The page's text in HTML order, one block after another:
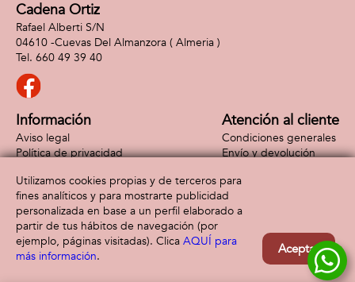
Cadena Ortiz
Rafael Alberti S/N
04610 -Cuevas Del Almanzora ( Almeria )
660 49 39 40
Información
Aviso legal
Política de privacidad
Atención al cliente
Condiciones generales
Envío y devolución
Formas de pago
Utilizamos cookies propias y de terceros para
fines analíticos y para mostrarte publicidad
personalizada en base a un perfil elaborado a
partir de tus hábitos de navegación (por
ejemplo, páginas visitadas). Clica AQUÍ para
más información.
Aceptar